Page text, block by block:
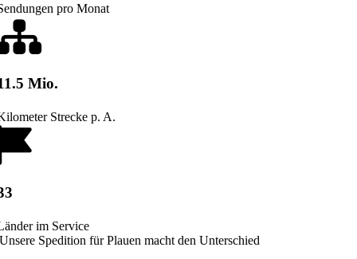
pro Monat
Mio.
Strecke p. A.
im Service
Unsere Spedition für Plauen macht den Unterschied